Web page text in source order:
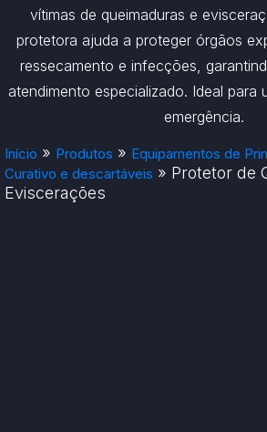
vítimas de queimaduras e
protetora ajuda a proteger órgãos
ressecamento e infecções,
atendimento especializado. Ideal para
emergência.
Início » Produtos » Equipamentos de
Curativo e descartáveis » Protetor de
Eviscerações